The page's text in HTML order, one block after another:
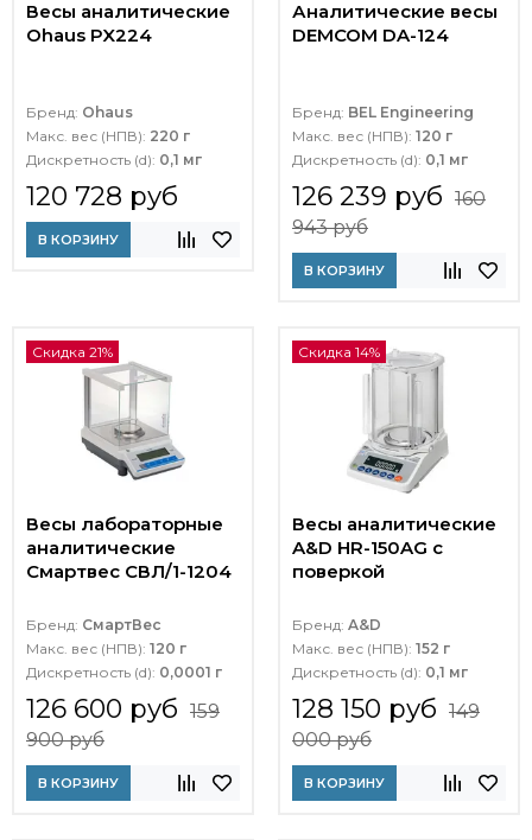
Весы аналитические
Ohaus PX224
Бренд: Ohaus
Макс. вес (НПВ): 220 г
Дискретность (d): 0,1 мг
120 728 руб
В КОРЗИНУ
Аналитические весы
DEMCOM DA-124
Бренд: BEL Engineering
Макс. вес (НПВ): 120 г
Дискретность (d): 0,1 мг
126 239 руб 160
943 руб
В КОРЗИНУ
Скидка 21%
Весы лабораторные
аналитические
Смартвес СВЛ/1-1204
Бренд: СмартВес
Макс. вес (НПВ): 120 г
Дискретность (d): 0,0001 г
126 600 руб 159
900 руб
В КОРЗИНУ
Скидка 14%
Весы аналитические
A&D HR-150AG с
поверкой
Бренд: A&D
Макс. вес (НПВ): 152 г
Дискретность (d): 0,1 мг
128 150 руб 149
000 руб
В КОРЗИНУ